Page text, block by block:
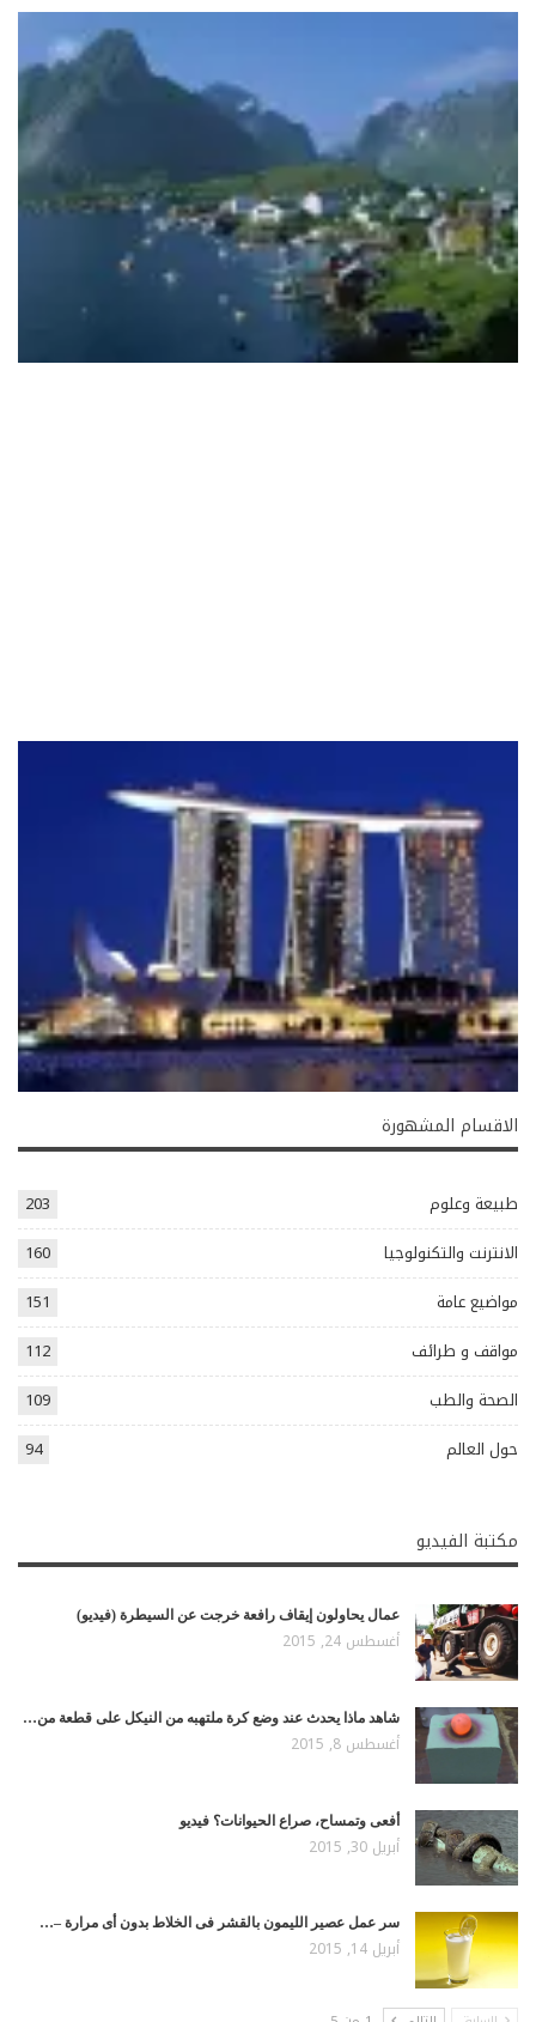
الاقسام المشهورة
طبيعة وعلوم
203
الانترنت والتكنولوجيا
160
مواضيع عامة
151
مواقف و طرائف
112
الصحة والطب
109
حول العالم
94
مكتبة الفيديو
عمال يحاولون إيقاف رافعة خرجت عن السيطرة (فيديو)
أغسطس 24, 2015
شاهد ماذا يحدث عند وضع كرة ملتهبه من النيكل على قطعة من…
أغسطس 8, 2015
أفعى وتمساح، صراع الحيوانات؟ فيديو
أبريل 30, 2015
سر عمل عصير الليمون بالقشر فى الخلاط بدون أى مرارة –…
أبريل 14, 2015